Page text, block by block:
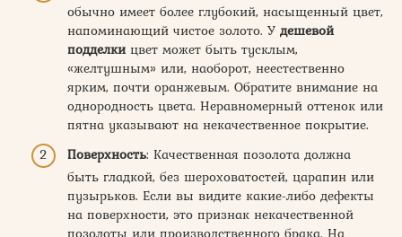
обычно имеет более глубокий, насыщенный цвет,
напоминающий чистое золото. У дешевой
подделкицвет может быть тусклым,
«желтушным» или, наоборот, неестественно
ярким, почти оранжевым. Обратите внимание на
однородность цвета. Неравномерный оттенок или
пятна указывают на некачественное покрытие.
Поверхность: Качественная позолота должна
быть гладкой, без шероховатостей, царапин или
пузырьков. Если вы видите какие-либо дефекты
на поверхности, это признак некачественной